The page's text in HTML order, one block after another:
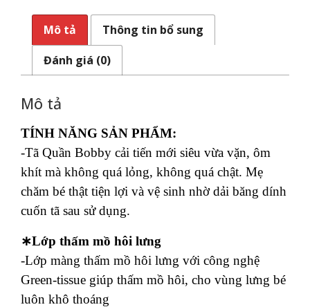
Mô tả
Thông tin bổ sung
Đánh giá (0)
Mô tả
TÍNH NĂNG SẢN PHẨM:
-Tã Quần Bobby cải tiến mới siêu vừa vặn, ôm
khít mà không quá lỏng, không quá chật. Mẹ
chăm bé thật tiện lợi và vệ sinh nhờ dải băng dính
cuốn tã sau sử dụng.
∗Lớp thấm mồ hôi lưng
-Lớp màng thấm mồ hôi lưng với công nghệ
Green-tissue giúp thấm mồ hôi, cho vùng lưng bé
luôn khô thoáng